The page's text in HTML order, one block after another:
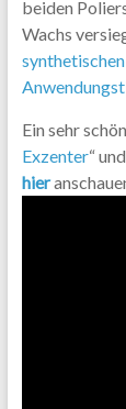
beiden
Wachs
Ein sehr
Exzenter“
hier